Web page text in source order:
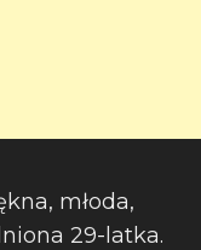
młoda,
29-latka.